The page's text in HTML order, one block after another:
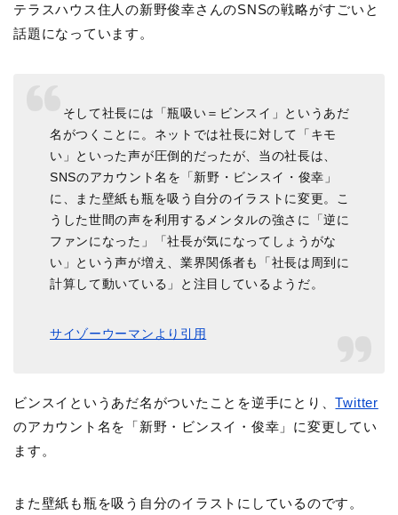
テラスハウス住人の新野俊幸さんのSNSの戦略がすごいと
話題になっています。
そして社長には「瓶吸い＝ビンスイ」というあだ
名がつくことに。ネットでは社長に対して「キモ
い」といった声が圧倒的だったが、当の社長は、
SNSのアカウント名を「新野・ビンスイ・俊幸」
に、また壁紙も瓶を吸う自分のイラストに変更。こ
うした世間の声を利用するメンタルの強さに「逆に
ファンになった」「社長が気になってしょうがな
い」という声が増え、業界関係者も「社長は周到に
計算して動いている」と注目しているようだ。
サイゾーウーマンより引用
ビンスイというあだ名がついたことを逆手にとり、Twitter
のアカウント名を「新野・ビンスイ・俊幸」に変更してい
ます。
また壁紙も瓶を吸う自分のイラストにしているのです。